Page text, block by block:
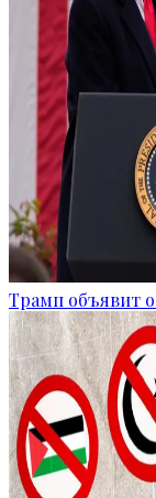
Трамп объявит